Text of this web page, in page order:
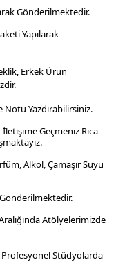
Gönderilmektedir.
Yapılarak
Erkek Ürün
Notu Yazdırabilirsiniz.
Geçmeniz Rica
Alkol, Çamaşır Suyu
Atölyelerimizde
ProfesyonelStüdyolarda